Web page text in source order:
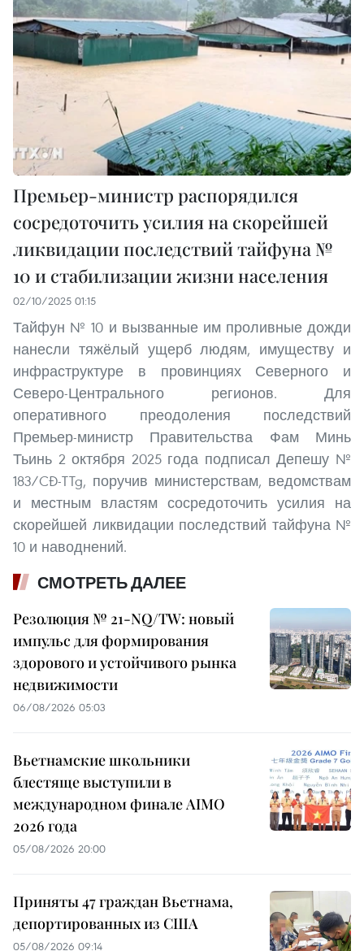
Премьер-министр распорядился
сосредоточить усилия на скорейшей
ликвидации последствий тайфуна №
10 и стабилизации жизни населения
02/10/2025 01:15
Тайфун № 10 и вызванные им проливные дожди
нанесли тяжёлый ущерб людям, имуществу и
инфраструктуре в провинциях Северного и
Северо-Центрального регионов. Для
оперативного преодоления последствий
Премьер-министр Правительства Фам Минь
Тьинь 2 октября 2025 года подписал Депешу №
183/CĐ-TTg, поручив министерствам, ведомствам
и местным властям сосредоточить усилия на
скорейшей ликвидации последствий тайфуна №
10 и наводнений.
СМОТРЕТЬ ДАЛЕЕ
Резолюция № 21-NQ/TW: новый
импульс для формирования
здорового и устойчивого рынка
недвижимости
06/08/2026 05:03
Вьетнамские школьники
блестяще выступили в
международном финале AIMO
2026 года
05/08/2026 20:00
Приняты 47 граждан Вьетнама,
депортированных из США
05/08/2026 09:14